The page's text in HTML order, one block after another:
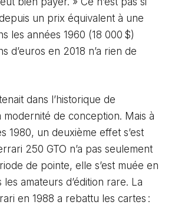
un prix équivalent à une
les années 1960 (18 000 $)
d’euros en 2018 n’a rien de
dans l’historique de
modernité de conception. Mais à
1980, un deuxième effet s’est
250 GTO n’a pas seulement
de pointe, elle s’est muée en
amateurs d’édition rare. La
en 1988 a rebattu les cartes :